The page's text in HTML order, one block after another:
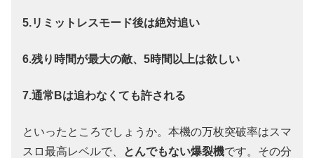
5.リミットレスモード後は絶対追い
6.残り時間が最大の敵、5時間以上は欲しい
7.通常Bは追わなくても許される
といったところでしょうか。本機の万枚突破率はスマ
スロ最高レベルで、
とんでもない爆裂機です。その分